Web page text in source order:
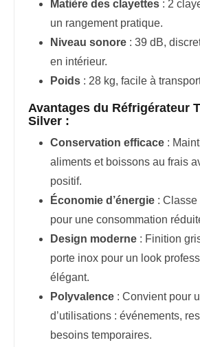
Matière des clayettes : 2
un rangement pratique.
Niveau sonore : 39 dB,
en intérieur.
Poids : 28 kg, facile à
Avantages du Réfrigérateur
Silver :
Conservation efficace :
aliments et boissons au frais
positif.
Économie d’énergie : Classe
pour une consommation
Design moderne : Finition
porte inox pour un look
élégant.
Polyvalence : Convient pour
d’utilisations : événements,
besoins temporaires.